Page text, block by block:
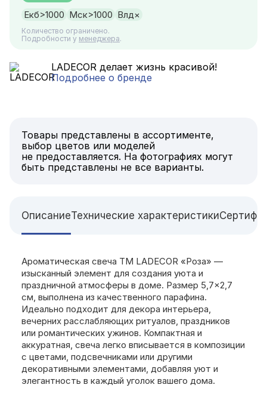
Количество ограничено.
Подробности у менеджера.
Екб>1000 Мск>1000 Влд×
LADECOR делает жизнь красивой!
Подробнее о бренде
Товары представлены в ассортименте,
выбор цветов или моделей
не предоставляется. На фотографиях могут
быть представлены не все варианты.
ОписаниеТехнические характеристики
Ароматическая свеча ТМ LADECOR «Роза» —
изысканный элемент для создания уюта и
праздничной атмосферы в доме. Размер 5,7×2,7
см, выполнена из качественного парафина.
Идеально подходит для декора интерьера,
вечерних расслабляющих ритуалов, праздников
или романтических ужинов. Компактная и
аккуратная, свеча легко вписывается в композиции
с цветами, подсвечниками или другими
декоративными элементами, добавляя уют и
элегантность в каждый уголок вашего дома.